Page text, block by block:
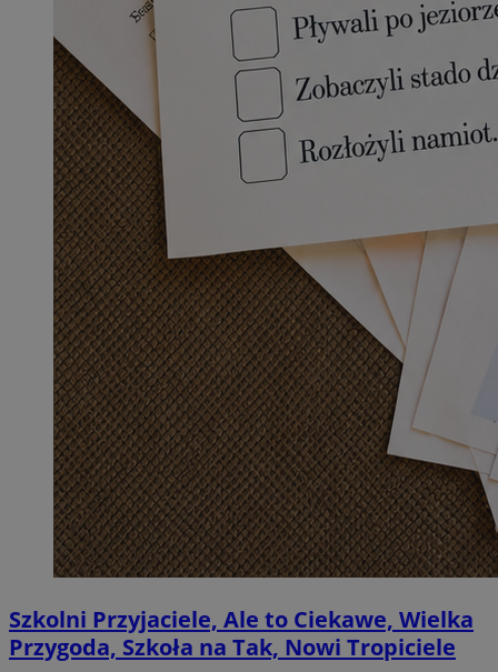
Szkolni Przyjaciele, Ale to Ciekawe, Wielka
Przygoda, Szkoła na Tak, Nowi Tropiciele